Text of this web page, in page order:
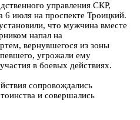
управления СКР,
6 июля на проспекте Троицкий.
что мужчина вместе
напал на
вернувшегося из зоны
угрожали ему
в боевых действиях.
сопровождались
и совершались